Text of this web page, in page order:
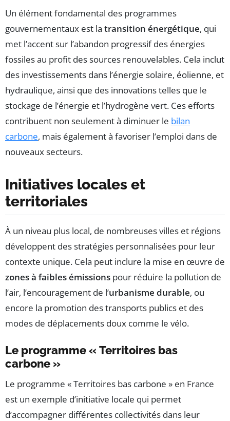
Un élément fondamental des programmes
gouvernementaux est la transition énergétique, qui
met l’accent sur l’abandon progressif des énergies
fossiles au profit des sources renouvelables. Cela inclut
des investissements dans l’énergie solaire, éolienne, et
hydraulique, ainsi que des innovations telles que le
stockage de l’énergie et l’hydrogène vert. Ces efforts
contribuent non seulement à diminuer le bilan
carbone, mais également à favoriser l’emploi dans de
nouveaux secteurs.
Initiatives locales et
territoriales
À un niveau plus local, de nombreuses villes et régions
développent des stratégies personnalisées pour leur
contexte unique. Cela peut inclure la mise en œuvre de
zones à faibles émissions pour réduire la pollution de
l’air, l’encouragement de l’urbanisme durable, ou
encore la promotion des transports publics et des
modes de déplacements doux comme le vélo.
Le programme « Territoires bas
carbone »
Le programme « Territoires bas carbone » en France
est un exemple d’initiative locale qui permet
d’accompagner différentes collectivités dans leur